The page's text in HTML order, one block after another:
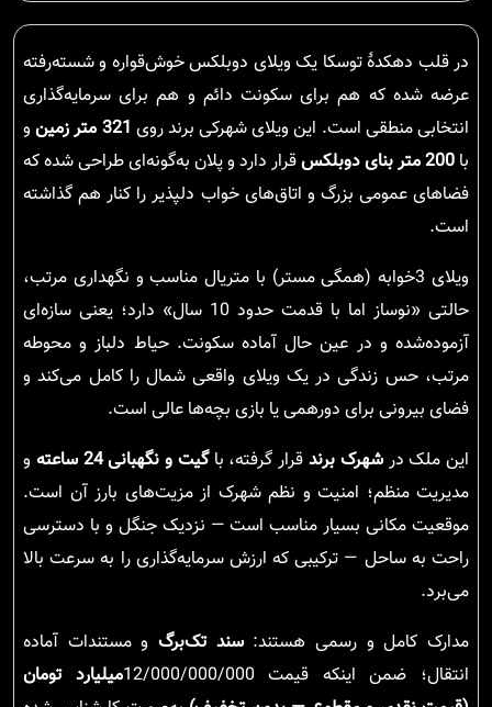
در قلب دهکدهٔ توسکا یک ویلای دوبلکس خوش‌قواره و شسته‌رفته
عرضه شده که هم برای سکونت دائم و هم برای سرمایه‌گذاری
انتخابی منطقی است. این ویلای شهرکی برند روی 321 متر زمین
و
با 200 متر بنای دوبلکس
قرار دارد و پلان به‌گونه‌ای طراحی شده که
فضاهای عمومی بزرگ و اتاق‌های خواب دلپذیر را کنار هم گذاشته
است.
ویلای 3‌خوابه (همگی مستر) با متریال مناسب و نگهداری مرتب،
حالتی «نوساز اما با قدمت حدود 10 سال» دارد؛ یعنی سازه‌ای
آزموده‌شده و در عین حال آماده سکونت. حیاط دلباز و محوطه
مرتب، حس زندگی در یک ویلای واقعی شمال را کامل می‌کند و
فضای بیرونی برای دورهمی یا بازی بچه‌ها عالی است.
این ملک درشهرک برند قرار گرفته، باگیت و نگهبانی 24 ساعته
و
مدیریت منظم؛ امنیت و نظم شهرک از مزیت‌های بارز آن است.
موقعیت مکانی بسیار مناسب است — نزدیک جنگل و با دسترسی
راحت به ساحل — ترکیبی که ارزش سرمایه‌گذاری را به سرعت بالا
می‌برد.
مدارک کامل و رسمی هستند:سند تک‌برگ و مستندات آماده
انتقال؛ ضمن اینکه قیمت 12/000/000/000
میلیارد تومان